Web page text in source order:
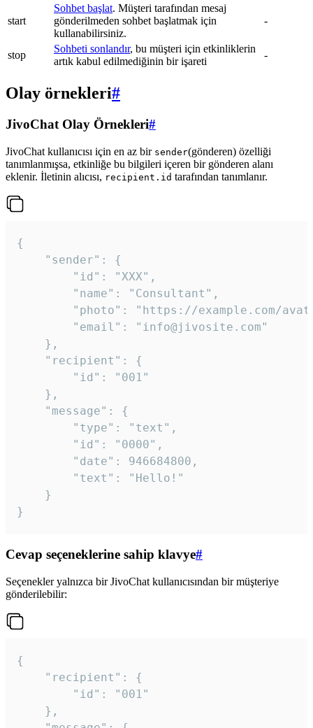
start
Sohbet başlat. Müşteri tarafından mesaj
gönderilmeden sohbet başlatmak için
kullanabilirsiniz.
-
stop
Sohbeti sonlandır, bu müşteri için etkinliklerin
artık kabul edilmediğinin bir işareti
-
Olay örnekleri#
JivoChat Olay Örnekleri#
JivoChat kullanıcısı için en az bir sender(gönderen) özelliği
tanımlanmışsa, etkinliğe bu bilgileri içeren bir gönderen alanı
eklenir. İletinin alıcısı, recipient.id tarafından tanımlanır.
{
}
Cevap seçeneklerine sahip klavye#
Seçenekler yalnızca bir JivoChat kullanıcısından bir müşteriye
gönderilebilir:
{